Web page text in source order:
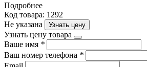
Подробнее
Код товара: 1292
Не указана
Узнать цену
Узнать цену товара
Ваше имя *
Ваш номер телефона *